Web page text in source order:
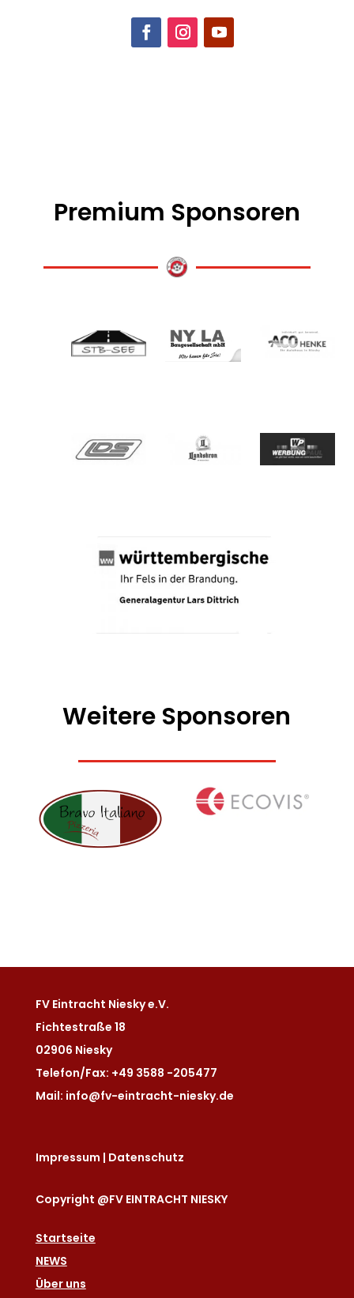
Premium Sponsoren
Weitere Sponsoren
FV Eintracht Niesky e.V.
Fichtestraße 18
02906 Niesky
Telefon/Fax: +49 3588 -205477
Mail: info@fv-eintracht-niesky.de
Impressum | Datenschutz
Copyright @FV EINTRACHT NIESKY
Startseite
NEWS
Über uns